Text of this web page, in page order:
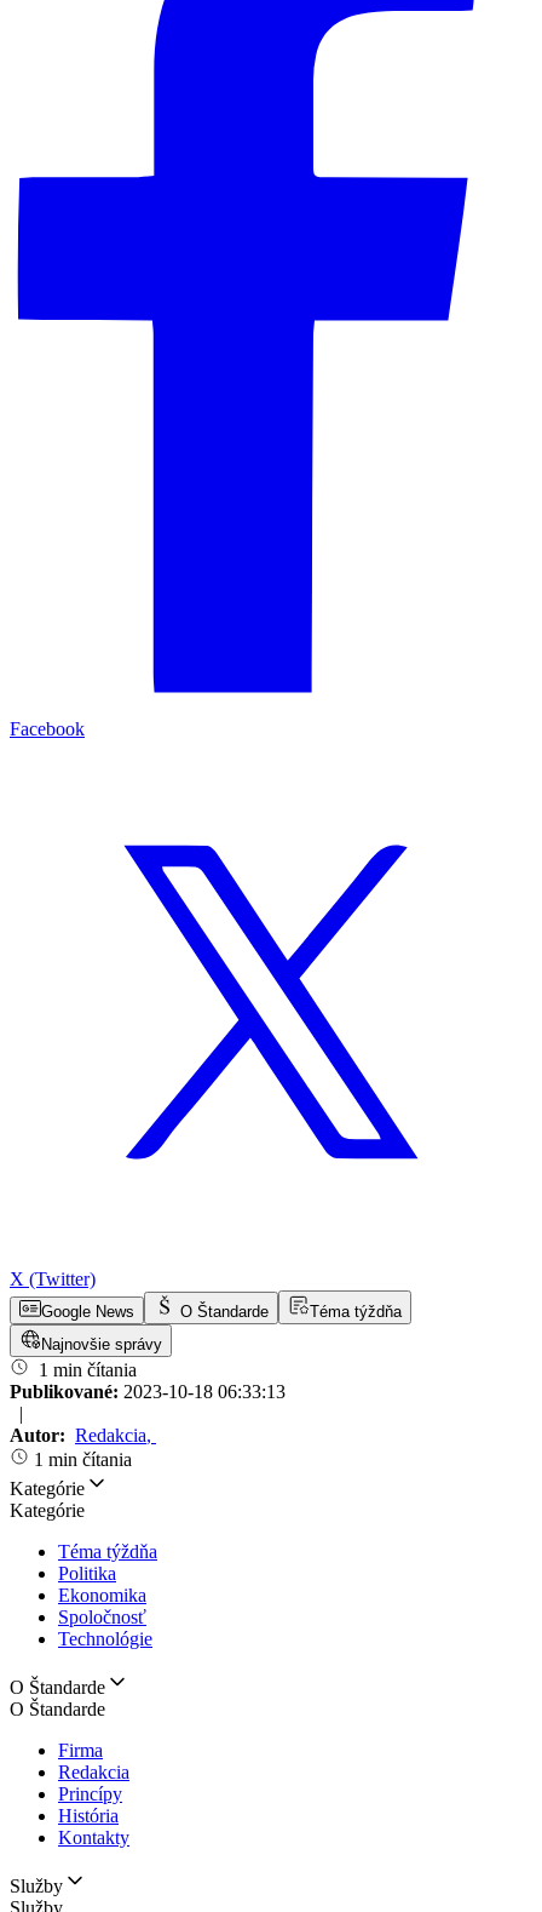
Facebook
X (Twitter)
Google News O Štandarde
Téma týždňa
Najnovšie správy
1 min čítania
Publikované: 2023-10-18 06:33:13
|
Autor: Redakcia,
1 min čítania
Kategórie
Kategórie
Téma týždňa
Politika
Ekonomika
Spoločnosť
Technológie
O Štandarde
O Štandarde
Firma
Redakcia
Princípy
História
Kontakty
Služby
Služby